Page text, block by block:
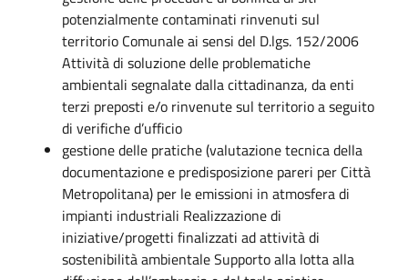
potenzialmente contaminati rinvenuti sul
territorio Comunale ai sensi del D.lgs. 152/2006
Attività di soluzione delle problematiche
ambientali segnalate dalla cittadinanza, da enti
terzi preposti e/o rinvenute sul territorio a seguito
di verifiche d’ufficio
gestione delle pratiche (valutazione tecnica della
documentazione e predisposizione pareri per Città
Metropolitana) per le emissioni in atmosfera di
impianti industriali Realizzazione di
iniziative/progetti finalizzati ad attività di
sostenibilità ambientale Supporto alla lotta alla